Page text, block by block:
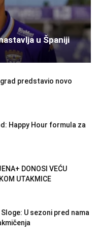
u Španiji
predstavio novo
Happy Hour formula za
DONOSI VEĆU
UTAKMICE
U sezoni pred nama